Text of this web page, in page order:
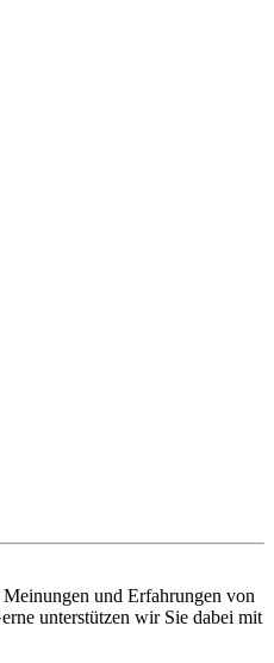
und Erfahrungen von
unterstützen wir Sie dabei mit